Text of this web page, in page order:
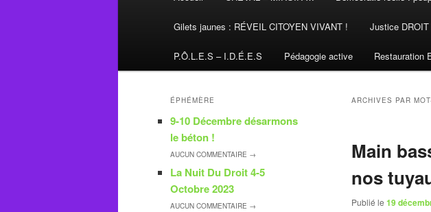
Gilets jaunes : RÉVEIL CITOYEN VIVANT ! Justice
P.Ô.L.E.S – I.D.É.E.S Pédagogie active Restauration
ARCHIVES PAR
Main
nos
Publié le 19
ÉPHÉMÈRE
9-10 Décembre désarmons
le béton !
AUCUN COMMENTAIRE →
La Nuit Du Droit 4-5
Octobre 2023
AUCUN COMMENTAIRE →